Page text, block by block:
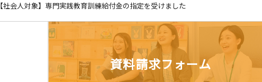
【社会人対象】専門実践教育訓練給付金の指定を受けました
資料請求フォーム